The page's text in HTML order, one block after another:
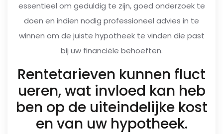
essentieel om geduldig te zijn, goed onderzoek te
doen en indien nodig professioneel advies in te
winnen om de juiste hypotheek te vinden die past
bij uw financiële behoeften.
Rentetarieven kunnen fluct
ueren, wat invloed kan heb
ben op de uiteindelijke kost
en van uw hypotheek.